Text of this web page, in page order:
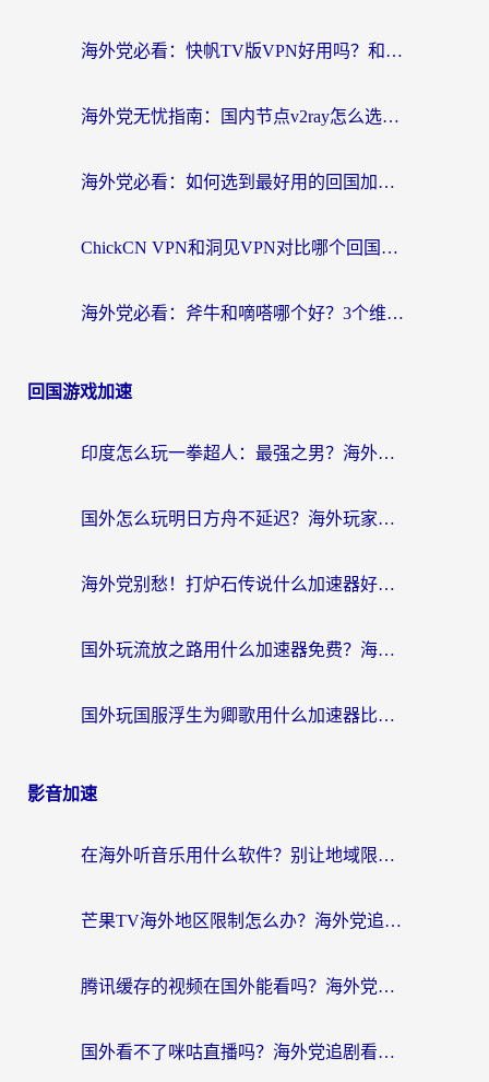
海外党必看：快帆TV版VPN好用吗？和快游VPN对比哪个回国效果更好？附实用避坑指南
海外党无忧指南：国内节点v2ray怎么选？一键回国VPN+多场景实测帮你避坑
海外党必看：如何选到最好用的回国加速器？从节点到售后的全维度指南
ChickCN VPN和洞见VPN对比哪个回国效果更好？海外党亲测3款加速器+避坑指南
海外党必看：斧牛和嘀嗒哪个好？3个维度教你选对回国加速器
回国游戏加速
印度怎么玩一拳超人：最强之男？海外党国服游戏加速避坑指南
国外怎么玩明日方舟不延迟？海外玩家国服游戏加速终极指南（附DNF梦幻诛仙解决方案）
海外党别愁！打炉石传说什么加速器好用？3个实用技巧解决国服游戏卡顿
国外玩流放之路用什么加速器免费？海外党亲测有效的国服游戏加速指南
国外玩国服浮生为卿歌用什么加速器比较好？海外党亲测不踩坑指南
影音加速
在海外听音乐用什么软件？别让地域限制断了你的华语歌单
芒果TV海外地区限制怎么办？海外党追剧看片的实用加速器选择指南
腾讯缓存的视频在国外能看吗？海外党追剧看片的终极解决方案
国外看不了咪咕直播吗？海外党追剧看片的加速器选择指南